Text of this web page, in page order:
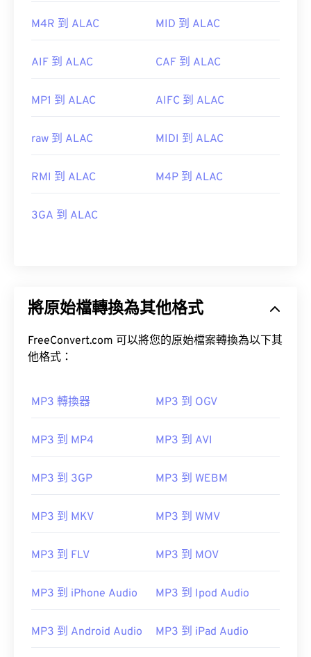
M4R 到 ALAC MID 到 ALAC
AIF 到 ALAC CAF 到 ALAC
MP1 到 ALAC AIFC 到 ALAC
raw 到 ALAC MIDI 到 ALAC
RMI 到 ALAC M4P 到 ALAC
3GA 到 ALAC
將原始檔轉換為其他格式
FreeConvert.com 可以將您的原始檔案轉換為以下其
他格式：
MP3 轉換器 MP3 到 OGV
MP3 到 MP4 MP3 到 AVI
MP3 到 3GP MP3 到 WEBM
MP3 到 MKV MP3 到 WMV
MP3 到 FLV MP3 到 MOV
MP3 到 iPhone Audio MP3 到 Ipod Audio
MP3 到 Android Audio MP3 到 iPad Audio